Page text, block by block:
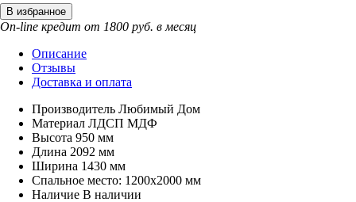
On-line кредит от 1800 руб. в месяц
Описание
Отзывы
Доставка и оплата
Производитель Любимый Дом
Материал ЛДСП МДФ
Высота 950 мм
Длина 2092 мм
Ширина 1430 мм
Спальное место: 1200х2000 мм
Наличие В наличии